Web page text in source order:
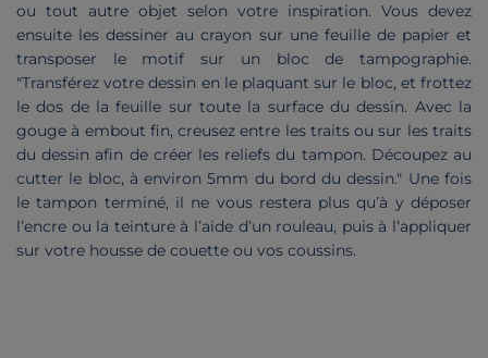
ou tout autre objet selon votre inspiration. Vous devez
ensuite les dessiner au crayon sur une feuille de papier et
transposer le motif sur un bloc de tampographie.
"Transférez votre dessin en le plaquant sur le bloc, et frottez
le dos de la feuille sur toute la surface du dessin. Avec la
gouge à embout fin, creusez entre les traits ou sur les traits
du dessin afin de créer les reliefs du tampon. Découpez au
cutter le bloc, à environ 5mm du bord du dessin." Une fois
le tampon terminé, il ne vous restera plus qu’à y déposer
l’encre ou la teinture à l’aide d’un rouleau, puis à l’appliquer
sur votre housse de couette ou vos coussins.